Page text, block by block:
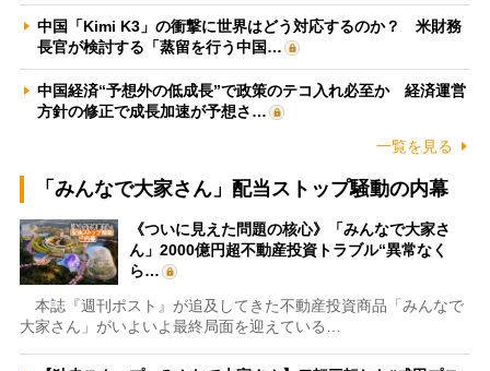
中国「Kimi K3」の衝撃に世界はどう対応するのか？ 米財務
長官が検討する「蒸留を行う中国…
中国経済“予想外の低成長”で政策のテコ入れ必至か 経済運営
方針の修正で成長加速が予想さ…
一覧を見る
「みんなで大家さん」配当ストップ騒動の内幕
《ついに見えた問題の核心》「みんなで大家さ
ん」2000億円超不動産投資トラブル“異常なく
ら…
本誌『週刊ポスト』が追及してきた不動産投資商品「みんなで
大家さん」がいよいよ最終局面を迎えている…